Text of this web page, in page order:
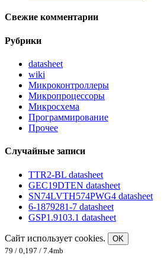
Свежие комментарии
Рубрики
datasheet
wiki
Микроконтроллеры
Микропроцессоры
Микросхема
Программирование
Прочее
Случайные записи
TTR2-BL datasheet
GEC19DTEN datasheet
SN74LVTH574PWG4 datasheet
6-1879281-7 datasheet
GSP1.9103.1 datasheet
Сайт использует cookies.
OK
79 / 0,197 / 7.4mb